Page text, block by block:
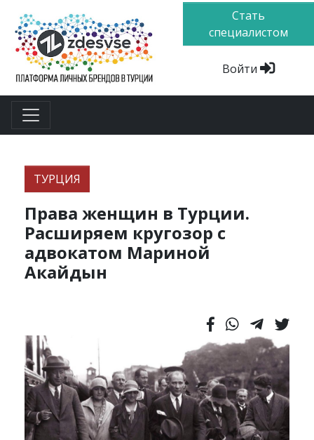
Стать
специалистом
Войти
ТУРЦИЯ
Права женщин в Турции.
Расширяем кругозор с
адвокатом Мариной
Акайдын